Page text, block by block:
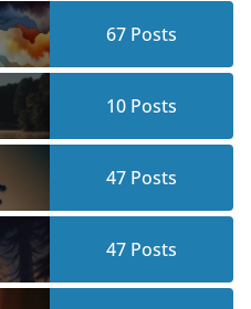
67Posts
10Posts
47Posts
47Posts